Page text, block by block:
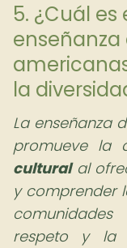
5. ¿Cuál
enseñanza
la
La enseñanza
promueve la
culturalal
y comprender
respeto y la